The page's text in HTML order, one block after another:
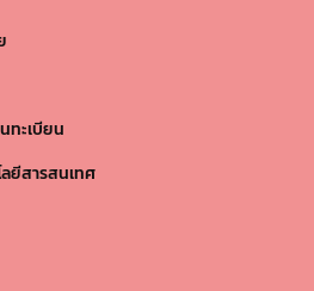
ทะเบียน
ยีสารสนเทศ